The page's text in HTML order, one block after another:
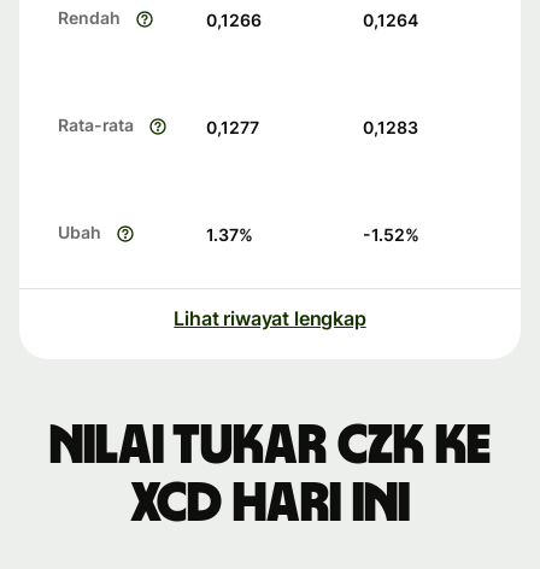
Rendah 0,1266 0,1264
Rata-rata 0,1277 0,1283
Ubah 1.37% -1.52%
Lihat riwayat lengkap
Nilai tukar CZK ke
XCD hari ini